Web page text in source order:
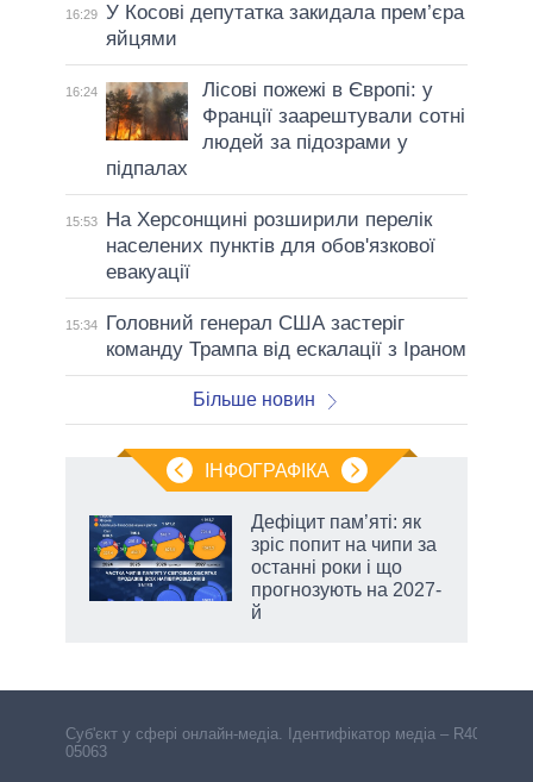
16:29 У Косові депутатка закидала прем’єра
яйцями
16:24
Лісові пожежі в Європі: у
Франції заарештували сотні
людей за підозрами у
підпалах
15:53
На Херсонщині розширили перелік
населених пунктів для обов'язкової
евакуації
15:34
Головний генерал США застеріг
команду Трампа від ескалації з Іраном
Більше новин
ІНФОГРАФІКА
Дефіцит пам’яті: як
зріс попит на чипи за
останні роки і що
прогнозують на 2027-
й
Cуб'єкт у сфері онлайн-медіа. Ідентифікатор медіа – R40-
05063